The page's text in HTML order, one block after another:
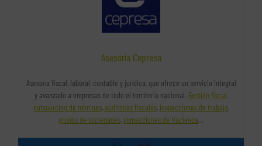
Asesoría Cepresa
Asesoría fiscal, laboral, contable y jurídica, que ofrece un servicio integral
y avanzado a empresas de todo el territorio nacional. Gestión fiscal,
outsourcing de nóminas,auditorías fiscales, inspecciones de trabajo,
grupos de sociedades, inspecciones de Hacienda…